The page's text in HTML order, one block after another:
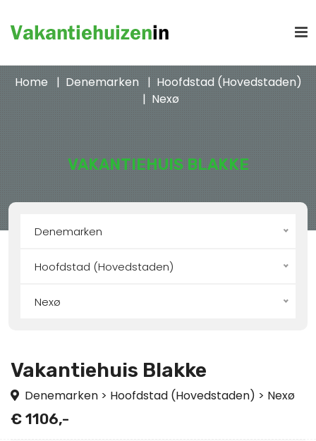
VAKANTIEHUIS BLAKKE
Home Denemarken
Hoofdstad (Hovedstaden)
Nexø
Denemarken
Hoofdstad (Hovedstaden)
Nexø
Vakantiehuis Blakke
Denemarken > Hoofdstad (Hovedstaden) > Nexø
€ 1106,-